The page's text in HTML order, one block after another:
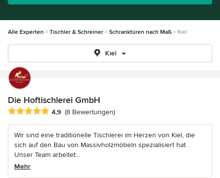
Alle Experten Tischler & Schreiner Schranktüren nach Maß Kiel
Kiel
Die Hoftischlerei GmbH
Durchschnittliche Bewertung: 4.9 von 5 Sternen
4,9 (8 Bewertungen)
Wir sind eine traditionelle Tischlerei im Herzen von Kiel, die
sich auf den Bau von Massivholzmöbeln spezialisiert hat.
Unser Team arbeitet...
Mehr